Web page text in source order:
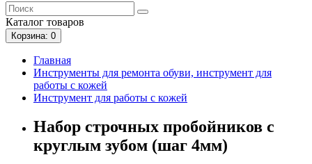
Каталог товаров
Корзина: 0
Главная
Инструменты для ремонта обуви, инструмент для
работы с кожей
Инструмент для работы с кожей
Набор строчных пробойников с
круглым зубом (шаг 4мм)